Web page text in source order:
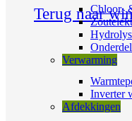
Terug naarChloor-
Verwarming
Inverter
Afdekkingen